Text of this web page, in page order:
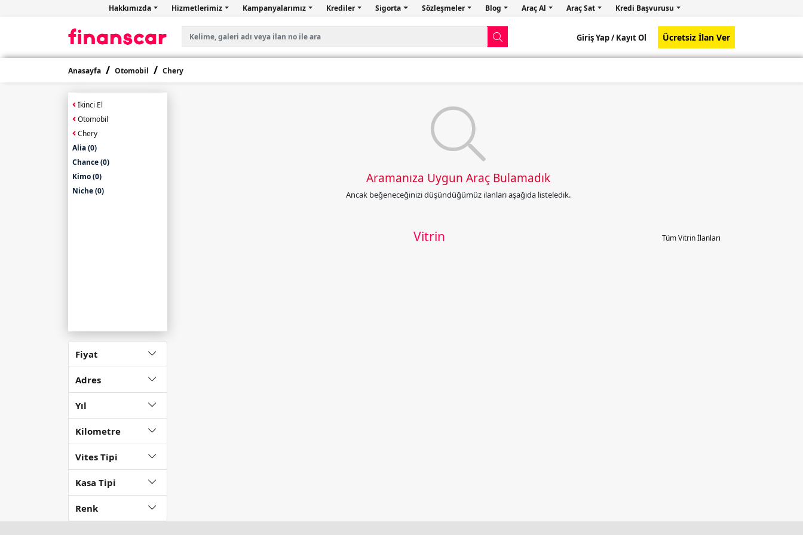
Hakkımızda Hizmetlerimiz Kampanyalarımız Krediler Sigorta Sözleşmeler Blog Araç Al Araç Sat Kredi Başvurusu
Giriş Yap /Kayıt Ol Ücretsiz İlan Ver
Anasayfa Otomobil Chery
İkinci El
Otomobil
Chery
Alia (0)
Chance (0)
Kimo (0)
Niche (0)
Fiyat
Adres
Yıl
Kilometre
Vites Tipi
Kasa Tipi
Renk
Aramanıza Uygun Araç Bulamadık
Ancak beğeneceğinizi düşündüğümüz ilanları aşağıda listeledik.
Vitrin Tüm Vitrin İlanları